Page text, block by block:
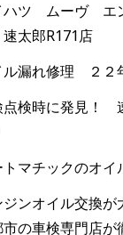
ハツ ムーヴ エ
太郎R171店
ル漏れ修理 ２２
点検時に発見！
マチックのオイ
ジンオイル交換
の車検専門店が